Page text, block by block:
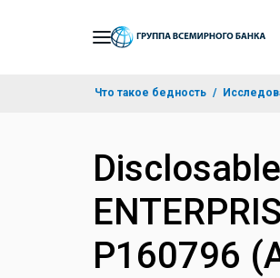
Что такое бедность
P160796